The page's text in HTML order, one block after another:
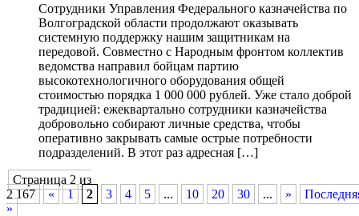
Сотрудники Управления Федерального казначейства по
Волгоградской области продолжают оказывать
системную поддержку нашим защитникам на
передовой. Совместно с Народным фронтом коллектив
ведомства направил бойцам партию
высокотехнологичного оборудования общей
стоимостью порядка 1 000 000 рублей. Уже стало доброй
традицией: ежеквартально сотрудники казначейства
добровольно собирают личные средства, чтобы
оперативно закрывать самые острые потребности
подразделений. В этот раз адресная […]
Страница 2 из
2 167
« 1 2 3 4 5 ... 10 20 30 ... »
»